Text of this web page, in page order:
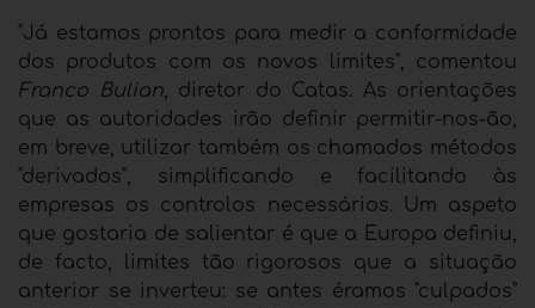
"Já estamos prontos para medir a conformidade
dos produtos com os novos limites", comentou
Franco Bulian, diretor do Catas. As orientações
que as autoridades irão definir permitir-nos-ão,
em breve, utilizar também os chamados métodos
"derivados", simplificando e facilitando às
empresas os controlos necessários. Um aspeto
que gostaria de salientar é que a Europa definiu,
de facto, limites tão rigorosos que a situação
anterior se inverteu: se antes éramos "culpados"